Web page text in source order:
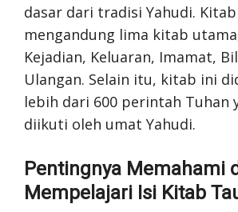
dasar dari tradisi Yahudi.
mengandung lima kitab
Kejadian, Keluaran, Imamat,
Ulangan. Selain itu, kitab ini
lebih dari 600 perintah Tuhan
diikuti oleh umat Yahudi.
Pentingnya Memahami
Mempelajari Isi Kitab